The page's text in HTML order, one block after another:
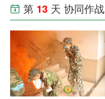
 第 13 天 协同作战